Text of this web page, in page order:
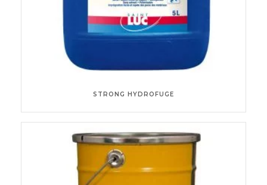
STRONG HYDROFUGE